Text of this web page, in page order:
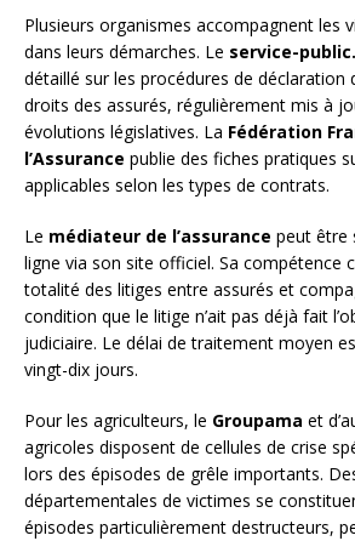
Plusieurs organismes accompagnent les
dans leurs démarches. Le service-
détaillé sur les procédures de déclaration
droits des assurés, régulièrement mis à
évolutions législatives. La Fédération
l’Assurance publie des fiches pratiques
applicables selon les types de contrats.
Le médiateur de l’assurance peut être
ligne via son site officiel. Sa compétence
totalité des litiges entre assurés et
condition que le litige n’ait pas déjà fait
judiciaire. Le délai de traitement moyen
vingt-dix jours.
Pour les agriculteurs, le Groupama et
agricoles disposent de cellules de crise
lors des épisodes de grêle importants.
départementales de victimes se
épisodes particulièrement destructeurs,